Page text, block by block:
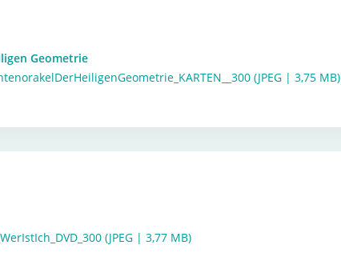
Geometrie
(JPEG | 3,75 MB)
(JPEG | 3,77 MB)